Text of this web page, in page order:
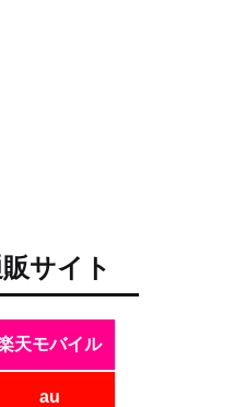
サイト
天モバイル
au